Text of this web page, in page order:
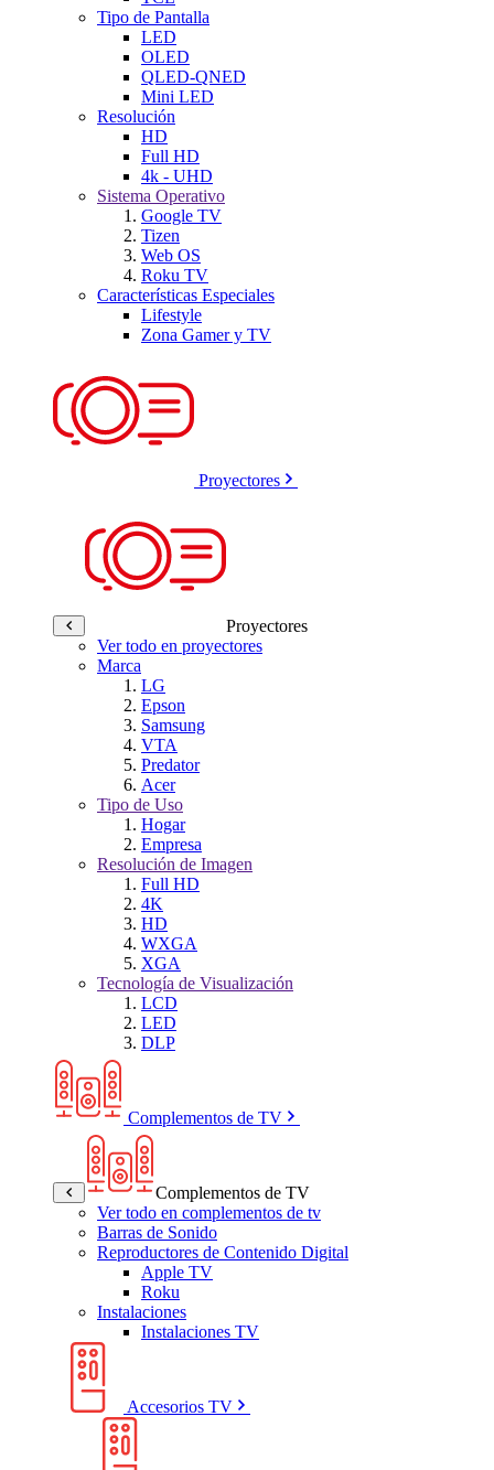
Tipo de Pantalla
LED
OLED
QLED-QNED
Mini LED
Resolución
HD
Full HD
4k - UHD
Sistema Operativo
Google TV
Tizen
Web OS
Roku TV
Características Especiales
Lifestyle
Zona Gamer y TV
Proyectores
Proyectores
Ver todo en proyectores
Marca
LG
Epson
Samsung
VTA
Predator
Acer
Tipo de Uso
Hogar
Empresa
Resolución de Imagen
Full HD
4K
HD
WXGA
XGA
Tecnología de Visualización
LCD
LED
DLP
Complementos de TV
Complementos de TV
Ver todo en complementos de tv
Barras de Sonido
Reproductores de Contenido Digital
Apple TV
Roku
Instalaciones
Instalaciones TV
Accesorios TV